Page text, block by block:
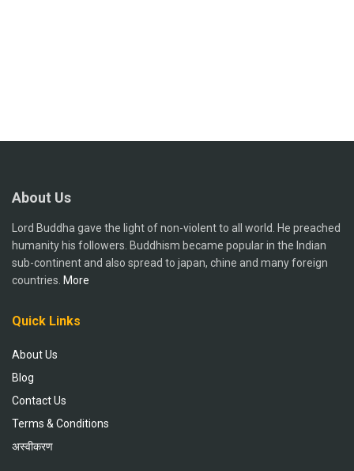
About Us
Lord Buddha gave the light of non-violent to all world. He preached
humanity his followers. Buddhism became popular in the Indian
sub-continent and also spread to japan, chine and many foreign
countries. More
Quick Links
About Us
Blog
Contact Us
Terms & Conditions
अस्वीकरण